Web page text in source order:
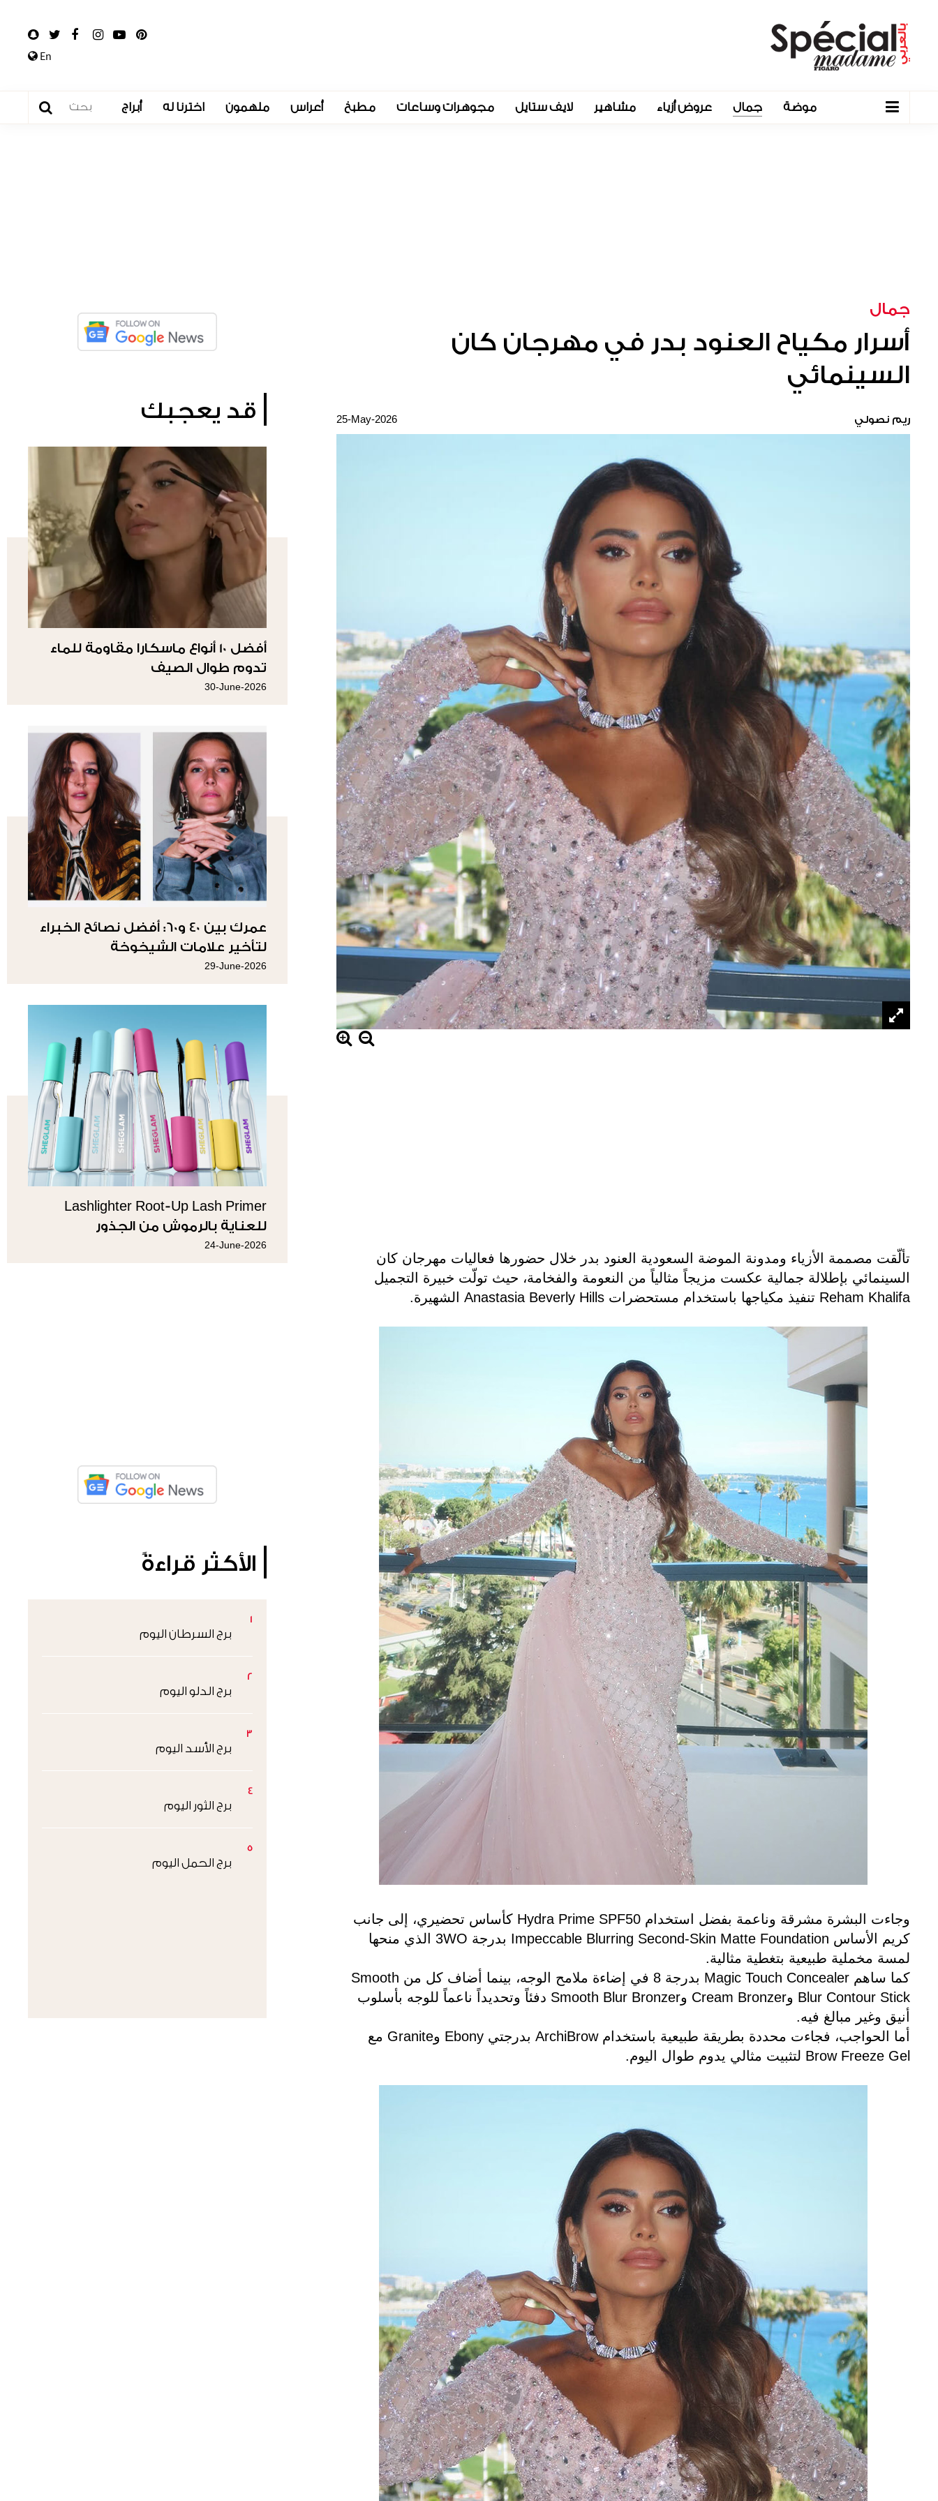
En
موضة جمال عروض أزياء مشاهير لايف ستايل مجوهرات وساعات مطبخ أعراس ملهمون اخترنا له أبراج
جمال
أسرار مكياح العنود بدر في مهرجان كان
السينمائي
ريم نصولي 25-May-2026
تألّقت مصممة الأزياء ومدونة الموضة السعودية العنود بدر خلال حضورها فعاليات مهرجان كان
السينمائي بإطلالة جمالية عكست مزيجاً مثالياً من النعومة والفخامة، حيث تولّت خبيرة التجميل
Reham Khalifa تنفيذ مكياجها باستخدام مستحضرات Anastasia Beverly Hills الشهيرة.
وجاءت البشرة مشرقة وناعمة بفضل استخدام Hydra Prime SPF50 كأساس تحضيري، إلى جانب
كريم الأساس Impeccable Blurring Second-Skin Matte Foundation بدرجة 3WO الذي منحها
لمسة مخملية طبيعية بتغطية مثالية.
كما ساهم Magic Touch Concealer بدرجة 8 في إضاءة ملامح الوجه، بينما أضاف كل من Smooth
Blur Contour Stick وCream Bronzer وSmooth Blur Bronzer دفئاً وتحديداً ناعماً للوجه بأسلوب
أنيق وغير مبالغ فيه.
أما الحواجب، فجاءت محددة بطريقة طبيعية باستخدام ArchiBrow بدرجتي Ebony وGranite مع
Brow Freeze Gel لتثبيت مثالي يدوم طوال اليوم.
قد يعجبك
أفضل 10 أنواع ماسكارا مقاومة للماء
تدوم طوال الصيف
30-June-2026
عمرك بين 40 و60: أفضل نصائح الخبراء
لتأخير علامات الشيخوخة
29-June-2026
Lashlighter Root-Up Lash Primer
للعناية بالرموش من الجذور
24-June-2026
الأكثر قراءةً
1
برج السرطان اليوم
2
برج الدلو اليوم
3
برج الأسد اليوم
4
برج الثور اليوم
5
برج الحمل اليوم